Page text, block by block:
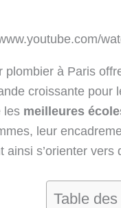
plombier à Paris
croissante pour
les meilleures
leur
ainsi s’orienter
Table